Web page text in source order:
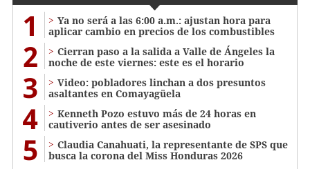
1
Ya no será a las 6:00 a.m.: ajustan hora para
aplicar cambio en precios de los combustibles
2
Cierran paso a la salida a Valle de Ángeles la
noche de este viernes: este es el horario
3
Video: pobladores linchan a dos presuntos
asaltantes en Comayagüela
4
Kenneth Pozo estuvo más de 24 horas en
cautiverio antes de ser asesinado
5
Claudia Canahuati, la representante de SPS que
busca la corona del Miss Honduras 2026